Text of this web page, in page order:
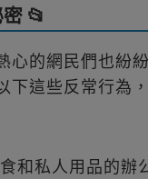
📂
心的網民們也紛
下這些反常行為
和私人用品的辦